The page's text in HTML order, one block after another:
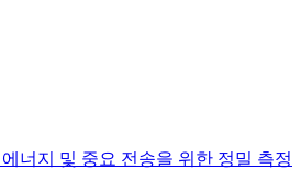
너지 및 중요 전송을 위한 정밀 측정